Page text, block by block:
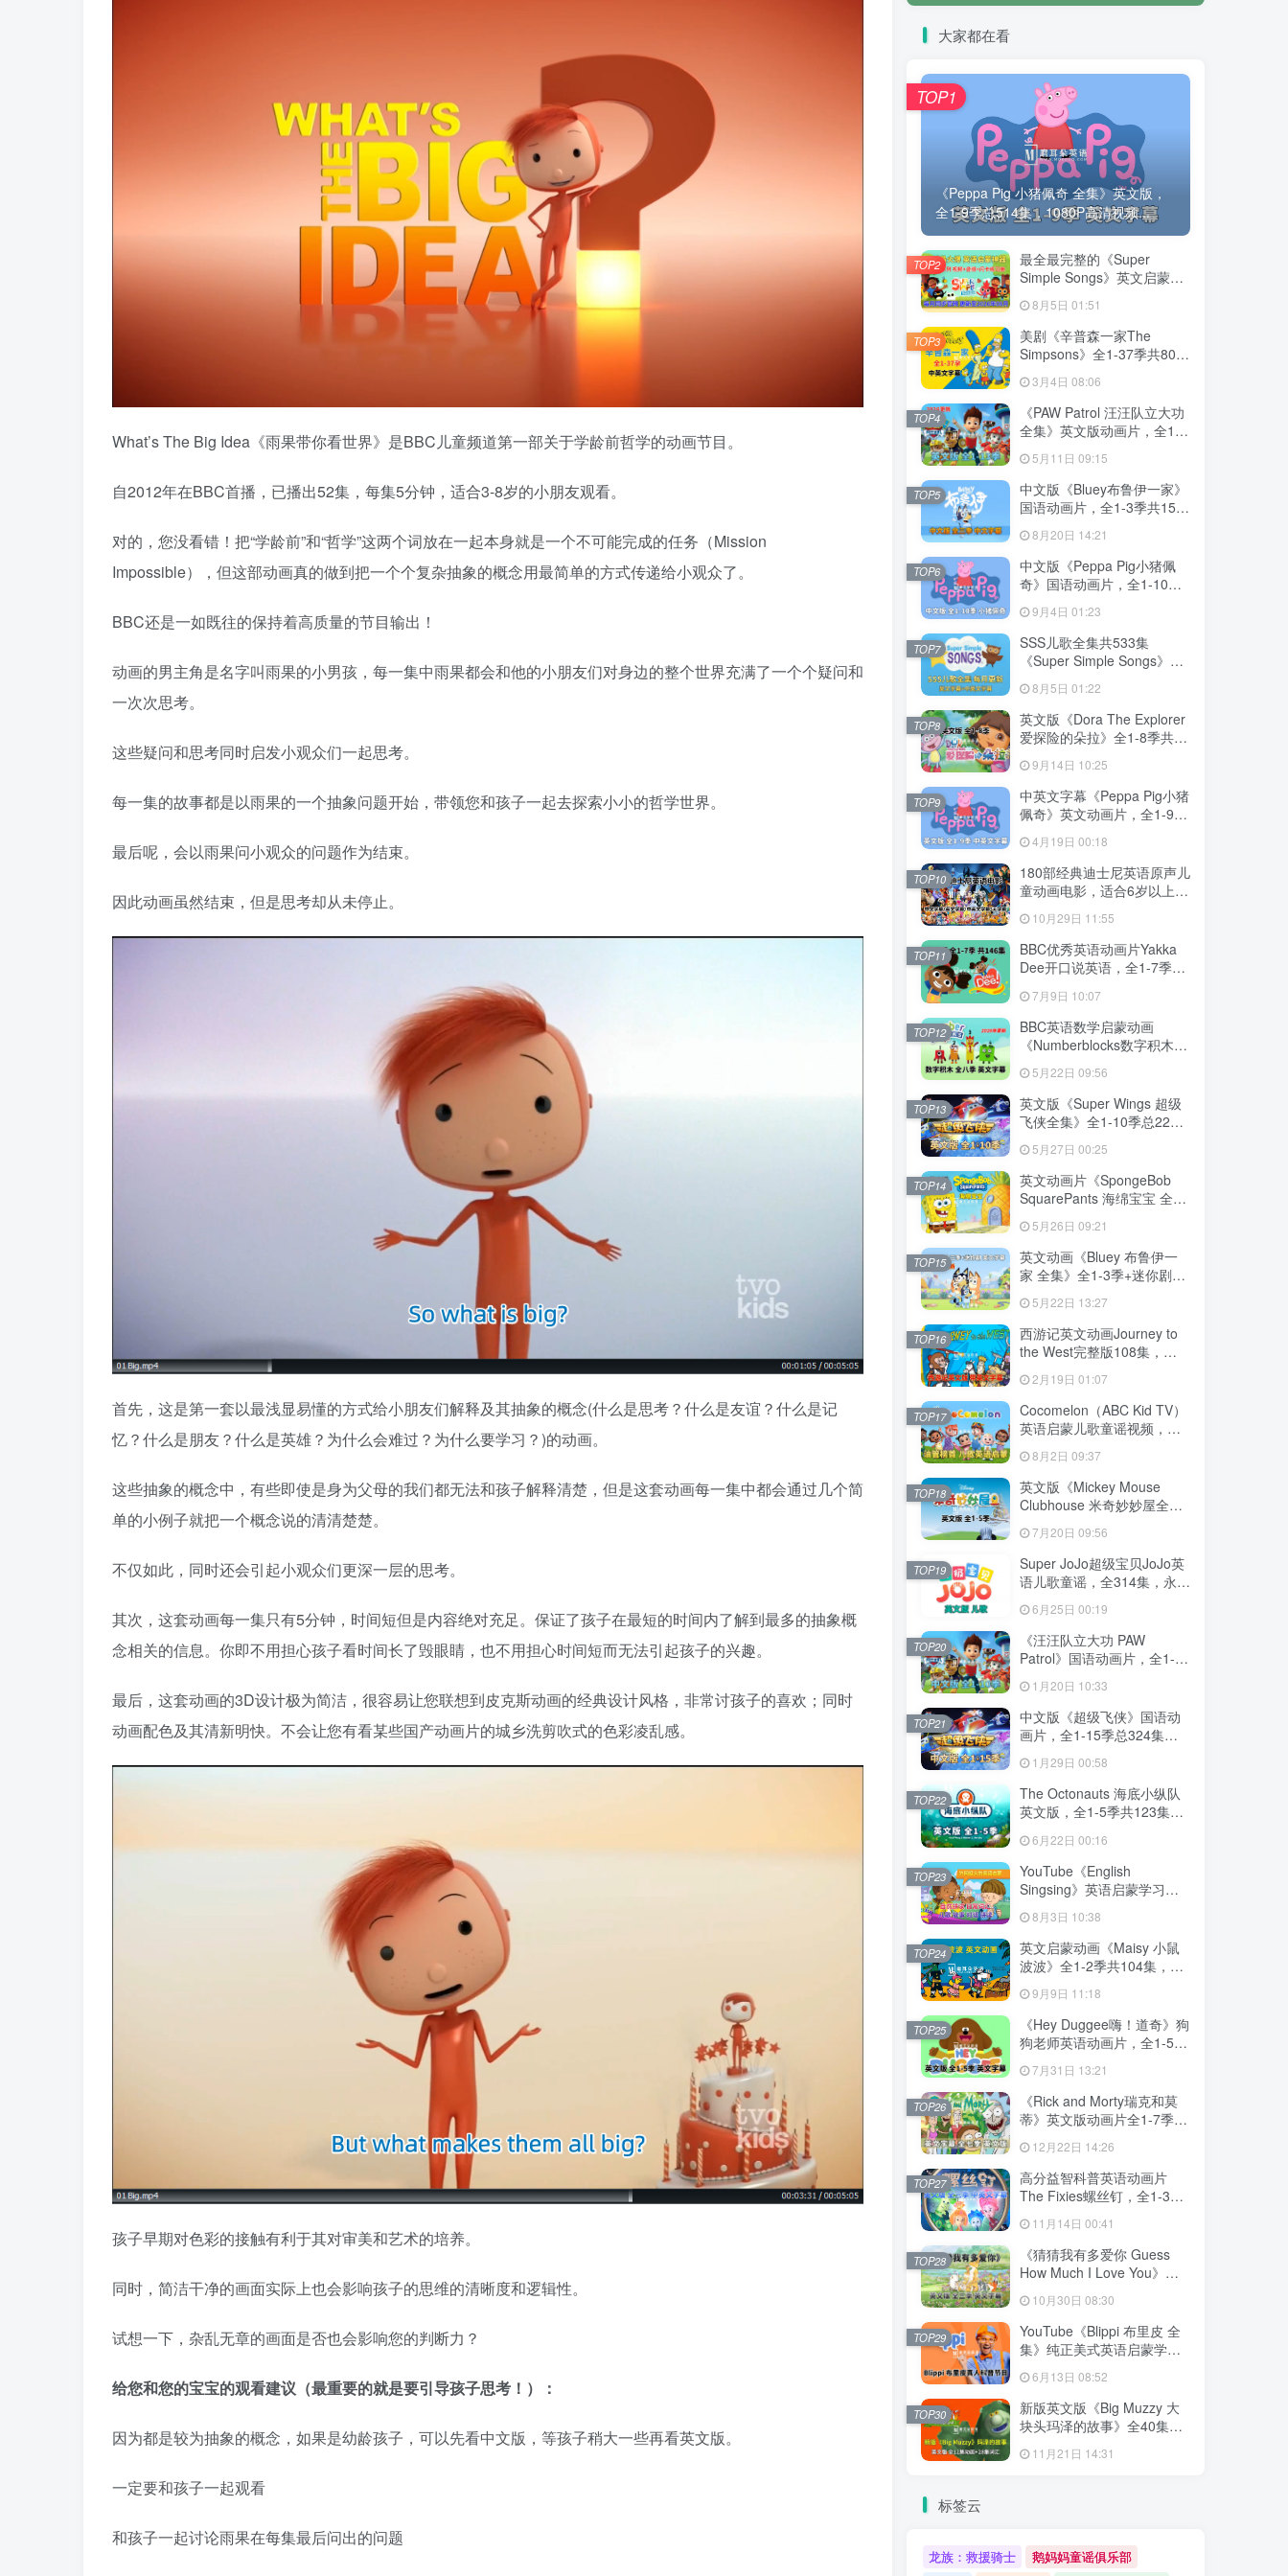
What’s The Big Idea《雨果带你看世界》是BBC儿童频道第一部关于学龄前哲学的动画节目。
自2012年在BBC首播，已播出52集，每集5分钟，适合3-8岁的小朋友观看。
对的，您没看错！把“学龄前”和“哲学”这两个词放在一起本身就是一个不可能完成的任务（Mission
Impossible），但这部动画真的做到把一个个复杂抽象的概念用最简单的方式传递给小观众了。
BBC还是一如既往的保持着高质量的节目输出！
动画的男主角是名字叫雨果的小男孩，每一集中雨果都会和他的小朋友们对身边的整个世界充满了一个个疑问和
一次次思考。
这些疑问和思考同时启发小观众们一起思考。
每一集的故事都是以雨果的一个抽象问题开始，带领您和孩子一起去探索小小的哲学世界。
最后呢，会以雨果问小观众的问题作为结束。
因此动画虽然结束，但是思考却从未停止。
首先，这是第一套以最浅显易懂的方式给小朋友们解释及其抽象的概念(什么是思考？什么是友谊？什么是记
忆？什么是朋友？什么是英雄？为什么会难过？为什么要学习？)的动画。
这些抽象的概念中，有些即使是身为父母的我们都无法和孩子解释清楚，但是这套动画每一集中都会通过几个简
单的小例子就把一个概念说的清清楚楚。
不仅如此，同时还会引起小观众们更深一层的思考。
其次，这套动画每一集只有5分钟，时间短但是内容绝对充足。保证了孩子在最短的时间内了解到最多的抽象概
念相关的信息。你即不用担心孩子看时间长了毁眼睛，也不用担心时间短而无法引起孩子的兴趣。
最后，这套动画的3D设计极为简洁，很容易让您联想到皮克斯动画的经典设计风格，非常讨孩子的喜欢；同时
动画配色及其清新明快。不会让您有看某些国产动画片的城乡洗剪吹式的色彩凌乱感。
孩子早期对色彩的接触有利于其对审美和艺术的培养。
同时，简洁干净的画面实际上也会影响孩子的思维的清晰度和逻辑性。
试想一下，杂乱无章的画面是否也会影响您的判断力？
给您和您的宝宝的观看建议（最重要的就是要引导孩子思考！）：
因为都是较为抽象的概念，如果是幼龄孩子，可以先看中文版，等孩子稍大一些再看英文版。
一定要和孩子一起观看
和孩子一起讨论雨果在每集最后问出的问题
大家都在看
《Peppa Pig 小猪佩奇 全集》英文版，
全1-9季总514集，1080P高清视频...
TOP1
最全最完整的《Super
Simple Songs》英文启蒙儿
画视频，各系列总共2115集
视频，1080P高清视频带英
文字幕，百度网盘下载！
8月5日 01:51
TOP2
美剧《辛普森一家The
Simpsons》全1-37季共802
度网盘下载！
3月4日 08:06
TOP3
《PAW Patrol 汪汪队立大功
全集》英文版动画片，全1-
视频带英文字幕，带配套音
频MP3，百度网盘下载！
5月11日 09:15
TOP4
中文版《Bluey布鲁伊一家》
国语动画片，全1-3季共156
字幕，百度网盘下载！
8月20日 14:21
TOP5
中文版《Peppa Pig小猪佩
奇》国语动画片，全1-10季
百度网盘下载！
9月4日 01:23
TOP6
SSS儿歌全集共533集
《Super Simple Songs》
1080P高清视频带英文字幕
+中英文字幕+配套音频
MP3，百度网盘下载！
8月5日 01:22
TOP7
英文版《Dora The Explorer
爱探险的朵拉》全1-8季共
173集，带英文字幕和配套音
频MP3，百度网盘下载！
9月14日 10:25
TOP8
中英文字幕《Peppa Pig小猪
佩奇》英文动画片，全1-9季
共415集，1080P高清视频，
带配套音频MP3，百度网盘
下载！
4月19日 00:18
TOP9
180部经典迪士尼英语原声儿
童动画电影，适合6岁以上，
720P高清电影视频带中英文
字幕，百度网盘下载！
10月29日 11:55
TOP10
BBC优秀英语动画片Yakka
Dee开口说英语，全1-7季总
英文字幕，百度网盘下载！
7月9日 10:07
TOP11
BBC英语数学启蒙动画
《Numberblocks数字积木》
198集，1080P高清视频带英
文字幕，带配套音频MP3，
百度网盘下载！
5月22日 09:56
TOP12
英文版《Super Wings 超级
飞侠全集》全1-10季总224
字幕，带配套音频MP3，百
度网盘下载！
5月27日 00:25
TOP13
英文动画片《SpongeBob
SquarePants 海绵宝宝 全
清视频带英文字幕，百度网
盘下载！
5月26日 09:21
TOP14
英文动画《Bluey 布鲁伊一
家 全集》全1-3季+迷你剧共
文字幕，送音频MP3，百度
网盘下载！
5月22日 13:27
TOP15
西游记英文动画Journey to
the West完整版108集，
幕，百度网盘下载！
2月19日 01:07
TOP16
Cocomelon（ABC Kid TV）
英语启蒙儿歌童谣视频，全
1199集，1080P高清视频带
英文字幕，带音频MP3，百
度网盘下载！
8月2日 09:37
TOP17
英文版《Mickey Mouse
Clubhouse 米奇妙妙屋全
集》全1-5季总148集，
1080P高清视频带英文字
幕，带配套音频MP3，百度
网盘下载！
7月20日 09:56
TOP18
Super JoJo超级宝贝JoJo英
语儿歌童谣，全314集，永久
免费更新，1080P高清视频
带英文字幕，百度网盘下
载！
6月25日 00:19
TOP19
《汪汪队立大功 PAW
Patrol》国语动画片，全1-10
季总257集，1080P高清视
频，百度网盘下载！
1月20日 10:33
TOP20
中文版《超级飞侠》国语动
画片，全1-15季总324集，
1080P高清视频带中文字
幕，百度网盘下载！
1月29日 00:58
TOP21
The Octonauts 海底小纵队
英文版，全1-5季共123集，
幕，带配套音频MP3，百度
网盘下载！
6月22日 00:16
TOP22
YouTube《English
Singsing》英语启蒙学习自
话，故事等，全套共1364
集，1080P高清视频带英文
字幕，百度网盘下载！
8月3日 10:38
TOP23
英文启蒙动画《Maisy 小鼠
波波》全1-2季共104集，标
盘下载！
9月9日 11:18
TOP24
《Hey Duggee嗨！道奇》狗
狗老师英语动画片，全1-5季
英文字幕，百度网盘下载！
7月31日 13:21
TOP25
《Rick and Morty瑞克和莫
蒂》英文版动画片全1-7季共
文字幕，百度网盘下载！
12月22日 14:26
TOP26
高分益智科普英语动画片
The Fixies螺丝钉，全1-3季
视频带中英文字幕，百度网
盘下载！
11月14日 00:41
TOP27
《猜猜我有多爱你 Guess
How Much I Love You》英
语动画片，全3季共78集，
1080P高清视频带英文字
幕，百度网盘下载！
10月30日 08:30
TOP28
YouTube《Blippi 布里皮 全
集》纯正美式英语启蒙学习
英语视频，全1008集，
1080P高清视频带英文字
幕，百度网盘下载！
6月13日 08:52
TOP29
新版英文版《Big Muzzy 大
块头玛泽的故事》全40集，
1080P高清视频带英文字
幕，视频+音频+游戏+PDF教
11月21日 14:31
TOP30
标签云
龙族：救援骑士
鹅妈妈童谣俱乐部